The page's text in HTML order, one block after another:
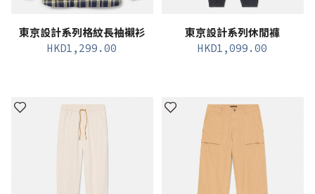
東京設計系列格紋長袖襯衫
HKD1,299.00
東京設計系列休閒褲
HKD1,099.00